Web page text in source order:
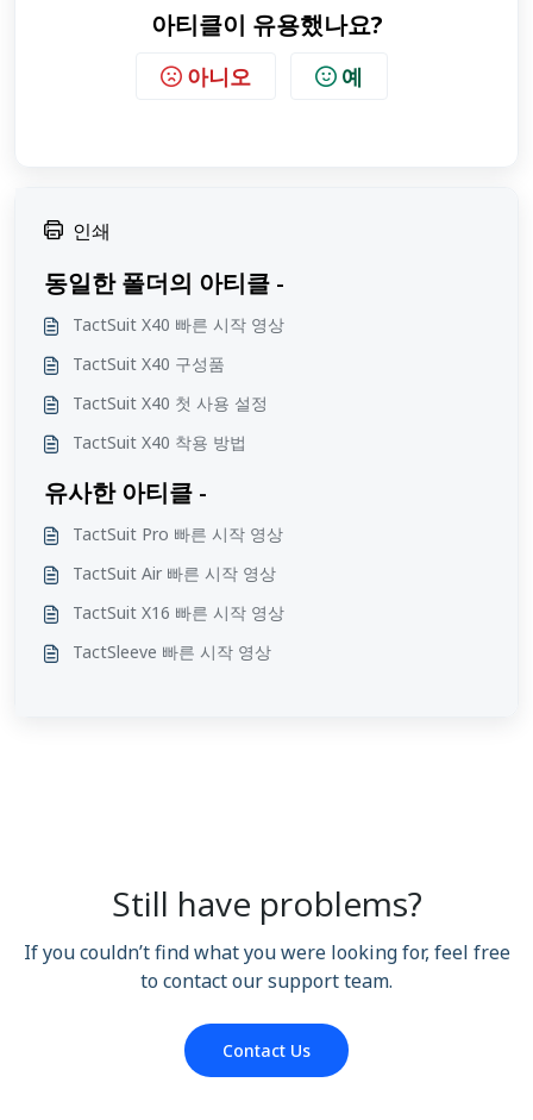
아티클이 유용했나요?
아니오 예
인쇄
동일한 폴더의 아티클 -
TactSuit X40 빠른 시작 영상
TactSuit X40 구성품
TactSuit X40 첫 사용 설정
TactSuit X40 착용 방법
유사한 아티클 -
TactSuit Pro 빠른 시작 영상
TactSuit Air 빠른 시작 영상
TactSuit X16 빠른 시작 영상
TactSleeve 빠른 시작 영상
Still have problems?
If you couldn’t find what you were looking for, feel free
to contact our support team.